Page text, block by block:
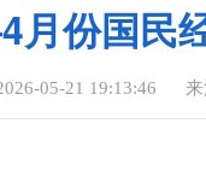
份国民
05-21 19:13:46